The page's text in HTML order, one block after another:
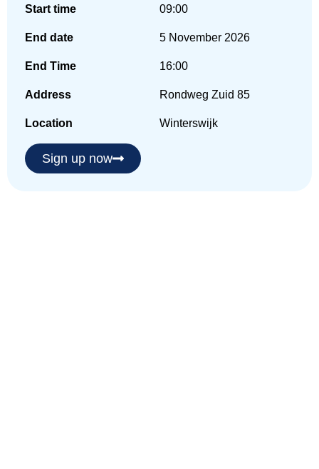
Start time 09:00
End date 5 November 2026
End Time 16:00
Address Rondweg Zuid 85
Location
Sign up now
Winterswijk